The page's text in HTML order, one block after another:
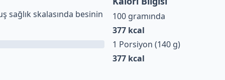
sağlık skalasında besinin
100 gramında
377 kcal
1 Porsiyon (140 g)
377 kcal